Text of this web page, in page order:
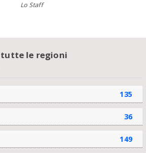
Lo Staff
tutte le regioni
135
36
149